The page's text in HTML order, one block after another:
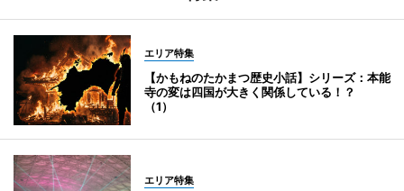
エリア特集
【かもねのたかまつ歴史小話】シリーズ：本能
寺の変は四国が大きく関係している！？
（1）
エリア特集